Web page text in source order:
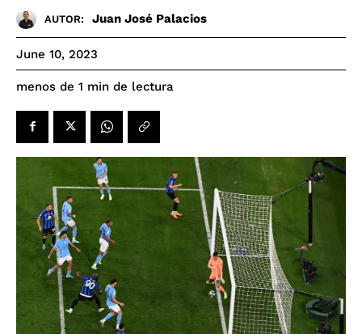
AUTOR: Juan José Palacios
June 10, 2023
menos de 1 min de lectura